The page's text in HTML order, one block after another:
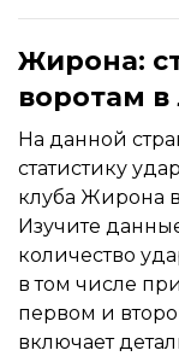
Жирона:
воротам в
На данной
статистику
клуба Жирона
Изучите
количество
в том числе
первом и
включает